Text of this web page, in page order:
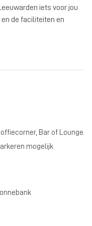
iets voor jou
de faciliteiten en
Bar of Lounge
mogelijk